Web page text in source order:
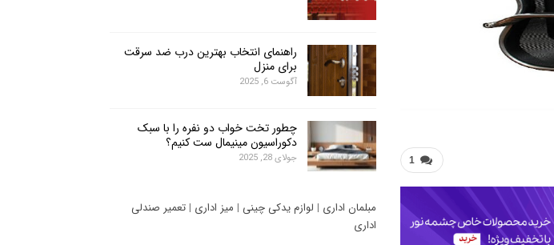
1
راهنمای انتخاب بهترین درب ضد سرقت
برای منزل
آگوست 6, 2025
چطور تخت خواب دو نفره را با سبک
دکوراسیون مینیمال ست کنیم؟
جولای 28, 2025
مبلمان اداری | لوازم یدکی چینی | میز اداری | تعمیر صندلی
اداری